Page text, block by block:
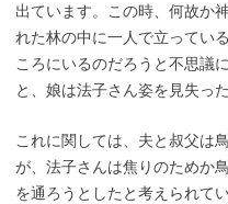
出ています。この時、何故か
れた林の中に一人で立ってい
ころにいるのだろうと不思議
と、娘は法子さん姿を見失っ
これに関しては、夫と叔父は
が、法子さんは焦りのためか
を通ろうとしたと考えられて